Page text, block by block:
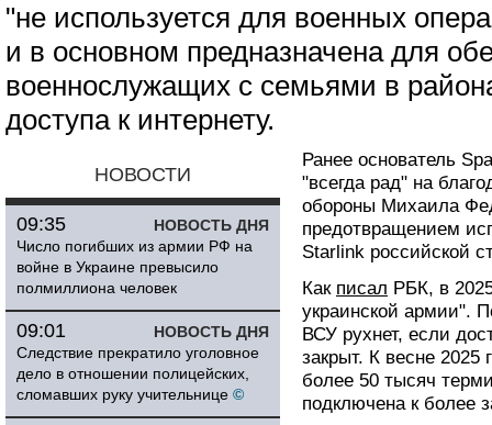
"не используется для военных
и в основном предназначена для
военнослужащих с семьями в
доступа к интернету.
НОВОСТИ
НОВОСТЬ ДНЯ
09:35
Число погибших из армии РФ на
войне в Украине превысило
полмиллиона человек
НОВОСТЬ ДНЯ
09:01
Следствие прекратило уголовное
дело в отношении полицейских,
сломавших руку учительнице ©
Ранее основатель
"всегда рад" на
обороны Михаила
предотвращением
Starlink российской
Как писал РБК, в
украинской армии".
ВСУ рухнет, если
закрыт. К весне 2025
более 50 тысяч
подключена к более